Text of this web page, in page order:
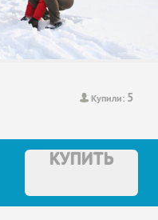
Купили: 5
КУПИТЬ